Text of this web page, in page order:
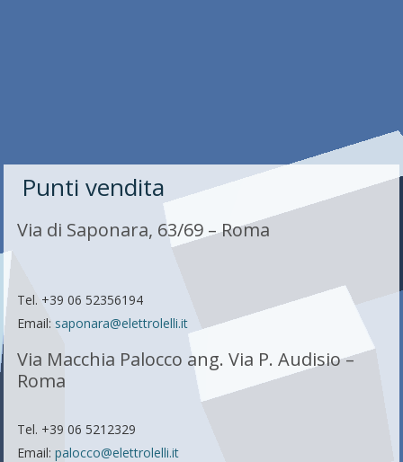
Punti vendita
Via di Saponara, 63/69 – Roma
Tel. +39 06 52356194
Email: saponara@elettrolelli.it
Via Macchia Palocco ang. Via P. Audisio –
Roma
Tel. +39 06 5212329
Email:palocco@elettrolelli.it